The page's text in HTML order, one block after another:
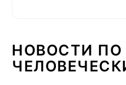
НОВОСТИ ПО